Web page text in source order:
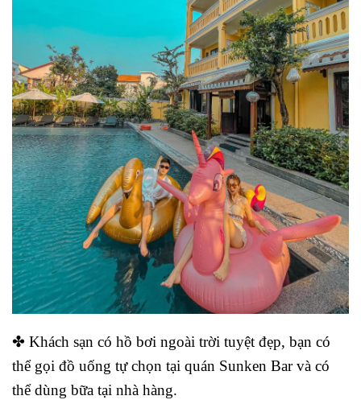
✤ Khách sạn có hồ bơi ngoài trời tuyệt đẹp, bạn có
thể gọi đồ uống tự chọn tại quán Sunken Bar và có
thể dùng bữa tại nhà hàng.